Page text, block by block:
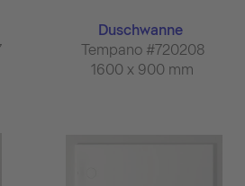
Duschwanne
Tempano #720208
1600 x 900 mm